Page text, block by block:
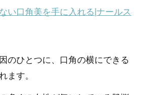
い口角美を手に入れる|ナールス
のひとつに、口角の横にできる
ます。